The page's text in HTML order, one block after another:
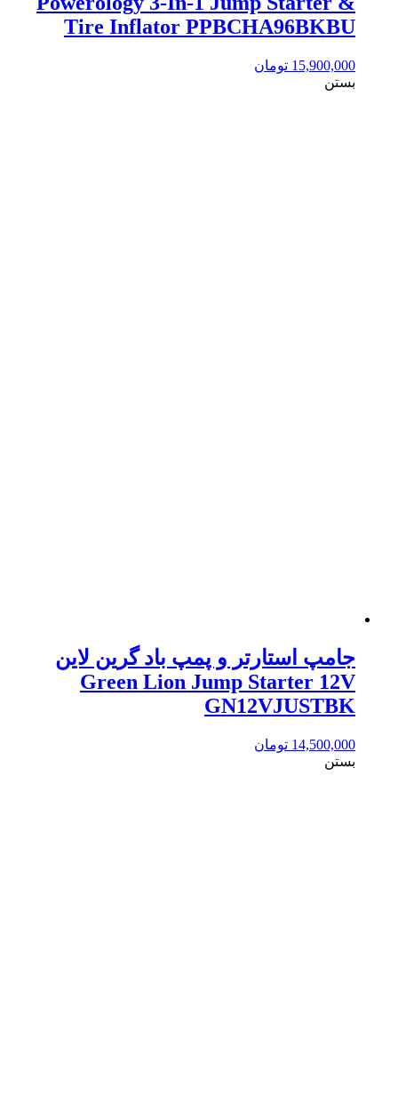
Tire Inflator PPBCHA96BKBU
15,900,000 تومان
بستن
جامپ استارتر و پمپ باد گرین لاین
Green Lion Jump Starter 12V
GN12VJUSTBK
14,500,000 تومان
بستن